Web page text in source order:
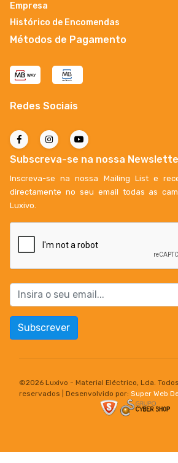
Empresa
Histórico de Encomendas
Métodos de Pagamento
Redes Sociais
Subscreva-se na nossa
Inscreva-se na nossa Mailing List e
directamente no seu email todas as
Luxivo.
Subscrever
©2026 Luxivo - Material Eléctrico, Lda.
reservados | Desenvolvido por: Super Web